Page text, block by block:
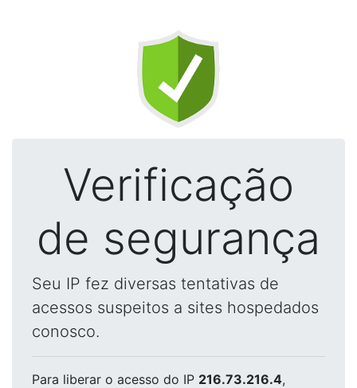
Verificação
de segurança
Seu IP fez diversas tentativas de
acessos suspeitos a sites hospedados
conosco.
Para liberar o acesso do IP 216.73.216.4,